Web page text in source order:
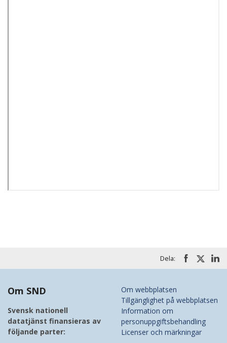
Dela:
Om SND
Svensk nationell
datatjänst finansieras av
följande parter:
Om webbplatsen
Tillgänglighet på webbplatsen
Information om
personuppgiftsbehandling
Licenser och märkningar